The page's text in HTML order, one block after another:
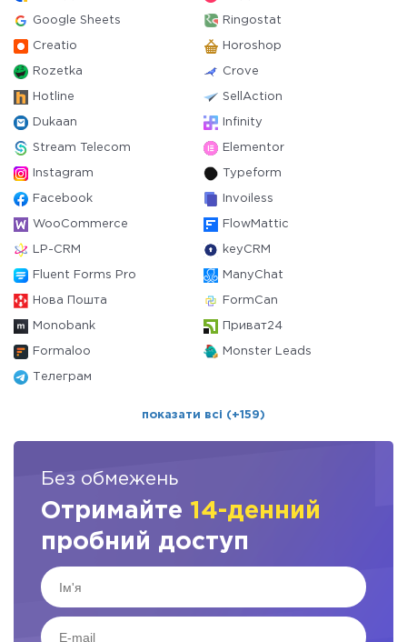
Google Sheets Ringostat
Creatio Horoshop
Rozetka Crove
Hotline SellAction
Dukaan Infinity
Stream Telecom Elementor
Instagram Typeform
Facebook Invoiless
WooCommerce FlowMattic
LP-CRM keyCRM
Fluent Forms Pro ManyChat
Нова Пошта FormCan
Monobank Приват24
Formaloo Monster Leads
Телеграм
показати всі (+159)
Без обмежень
Отримайте 14-денний
пробний доступ